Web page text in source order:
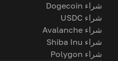
شراء Dogecoin
شراء USDC
شراء Avalanche
شراء Shiba Inu
شراء Polygon